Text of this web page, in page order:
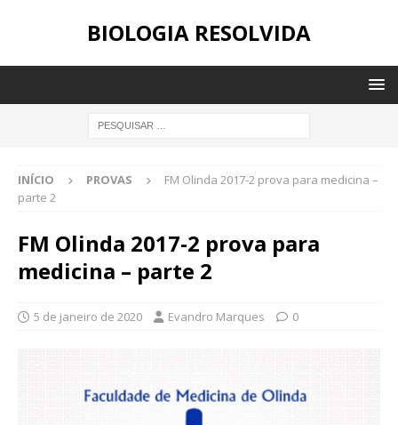
BIOLOGIA RESOLVIDA
INÍCIO PROVAS
FM Olinda 2017-2 prova para medicina –
parte 2
FM Olinda 2017-2 prova para
medicina – parte 2
5 de janeiro de 2020 Evandro Marques 0